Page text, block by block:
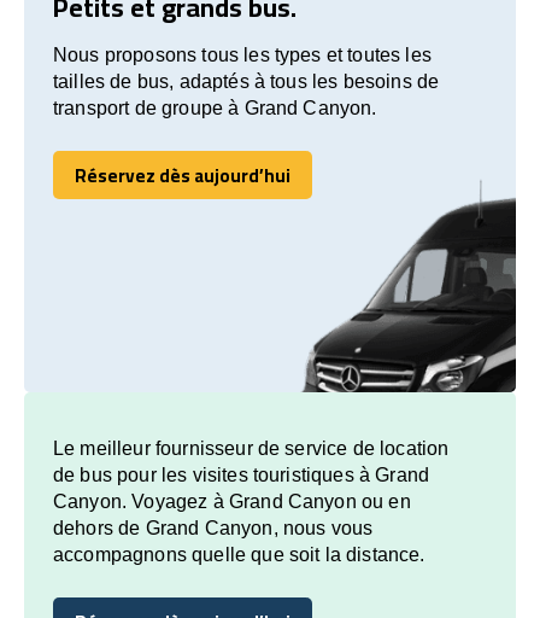
Nous proposons tous les types et toutes les
tailles de bus, adaptés à tous les besoins de
transport de groupe à Grand Canyon.
Réservez dès aujourd’hui
Réservez dès aujourd’hui
Le meilleur fournisseur de service de location
de bus pour les visites touristiques à Grand
Canyon. Voyagez à Grand Canyon ou en
dehors de Grand Canyon, nous vous
accompagnons quelle que soit la distance.